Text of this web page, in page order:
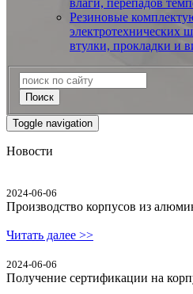
влаги, перепадов
Резиновые
электротехнических
втулки, прокладки и
Поиск
Toggle navigation
Новости
2024-06-06
Производство корпусов из
Читать далее >>
2024-06-06
Получение сертификации на